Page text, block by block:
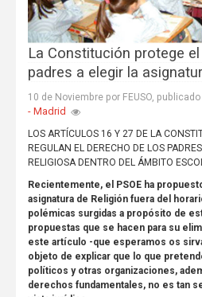
La Constitución protege
padres a elegir la
10 de Noviembre por FEUSO, publicado
- Madrid
LOS ARTÍCULOS 16 Y 27 DE LA
REGULAN EL DERECHO DE LOS
RELIGIOSA DENTRO DEL ÁMBITO
Recientemente, el PSOE ha
asignatura de Religión fuera del
polémicas surgidas a propósito de
propuestas que se hacen para su
este artículo -que esperamos os
objeto de explicar que lo que
políticos y otras organizaciones,
derechos fundamentales, no es tan